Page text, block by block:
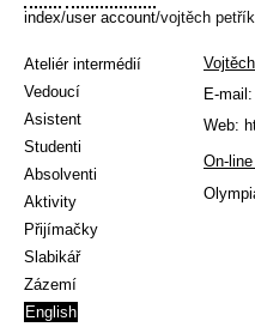
index/user account/vojtěch petřík
Ateliér intermédií
Vedoucí
Asistent
Studenti
Absolventi
Aktivity
Přijímačky
Slabikář
Zázemí
English
E-mail:
Web:
On-